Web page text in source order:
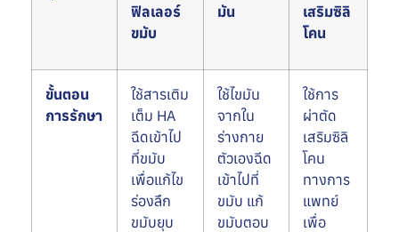
ฟิลเลอร์
ขมับ
มัน
เสริมซิลิ
โคน
ขั้นตอน
การรักษา
ใช้สารเติม
เต็ม HA
ฉีดเข้าไป
ที่ขมับ
เพื่อแก้ไข
ร่องลึก
ขมับยุบ
ใช้ไขมัน
จากใน
ร่างกาย
ตัวเองฉีด
เข้าไปที่
ขมับ แก้
ขมับตอบ
ใช้การ
ผ่าตัด
เสริมซิลิ
โคน
ทางการ
แพทย์
เพื่อ